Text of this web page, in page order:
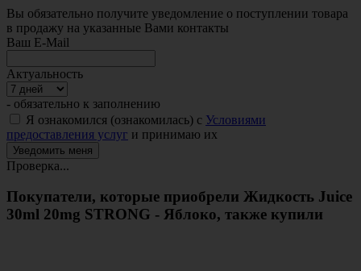
Вы обязательно получите уведомление о поступлении товара
в продажу на указанные Вами контакты
Ваш E-Mail
Актуальность
- обязательно к заполнению
Я ознакомился (ознакомилась) с Условиями
предоставления услуг и принимаю их
Проверка...
Покупатели, которые приобрели Жидкость Juice
30ml 20mg STRONG - Яблоко, также купили